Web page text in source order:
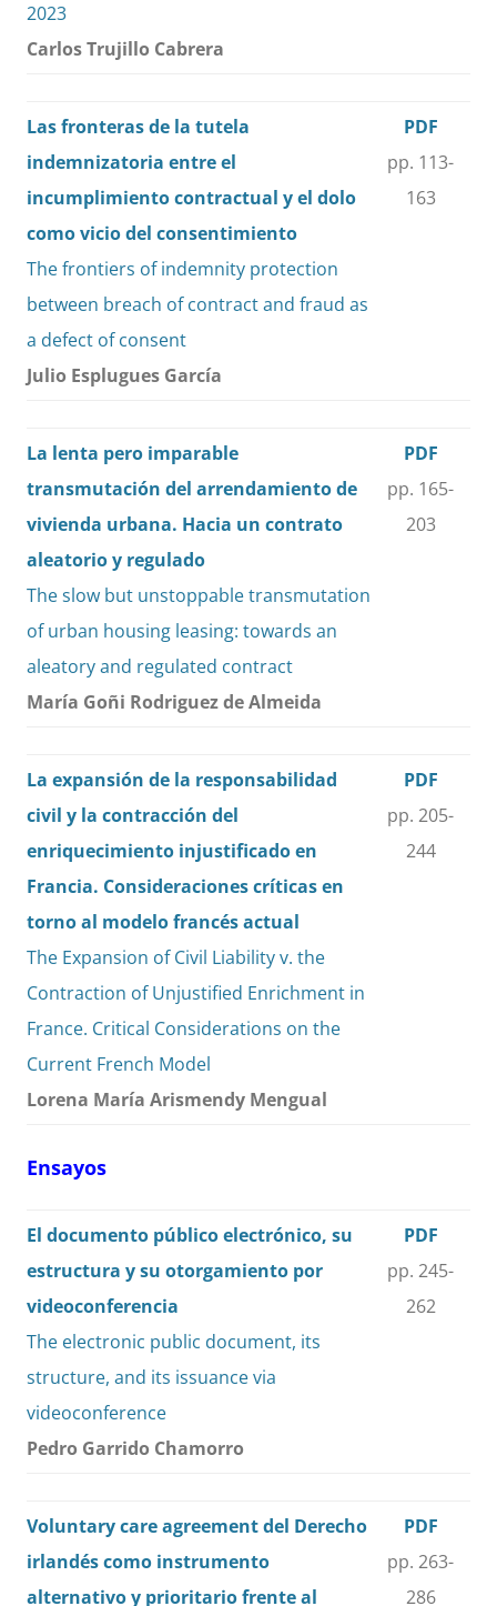
2023
Carlos Trujillo Cabrera
Las fronteras de la tutela
indemnizatoria entre el
incumplimiento contractual y el dolo
como vicio del consentimiento
The frontiers of indemnity protection
between breach of contract and fraud as
a defect of consent
Julio Esplugues García
PDF
pp. 113-
163
La lenta pero imparable
transmutación del arrendamiento de
vivienda urbana. Hacia un contrato
aleatorio y regulado
The slow but unstoppable transmutation
of urban housing leasing: towards an
aleatory and regulated contract
María Goñi Rodriguez de Almeida
PDF
pp. 165-
203
La expansión de la responsabilidad
civil y la contracción del
enriquecimiento injustificado en
Francia. Consideraciones críticas en
torno al modelo francés actual
The Expansion of Civil Liability v. the
Contraction of Unjustified Enrichment in
France. Critical Considerations on the
Current French Model
Lorena María Arismendy Mengual
PDF
pp. 205-
244
Ensayos
El documento público electrónico, su
estructura y su otorgamiento por
videoconferencia
The electronic public document, its
structure, and its issuance via
videoconference
Pedro Garrido Chamorro
PDF
pp. 245-
262
Voluntary care agreement del Derecho
irlandés como instrumento
alternativo y prioritario frente al
PDF
pp. 263-
286